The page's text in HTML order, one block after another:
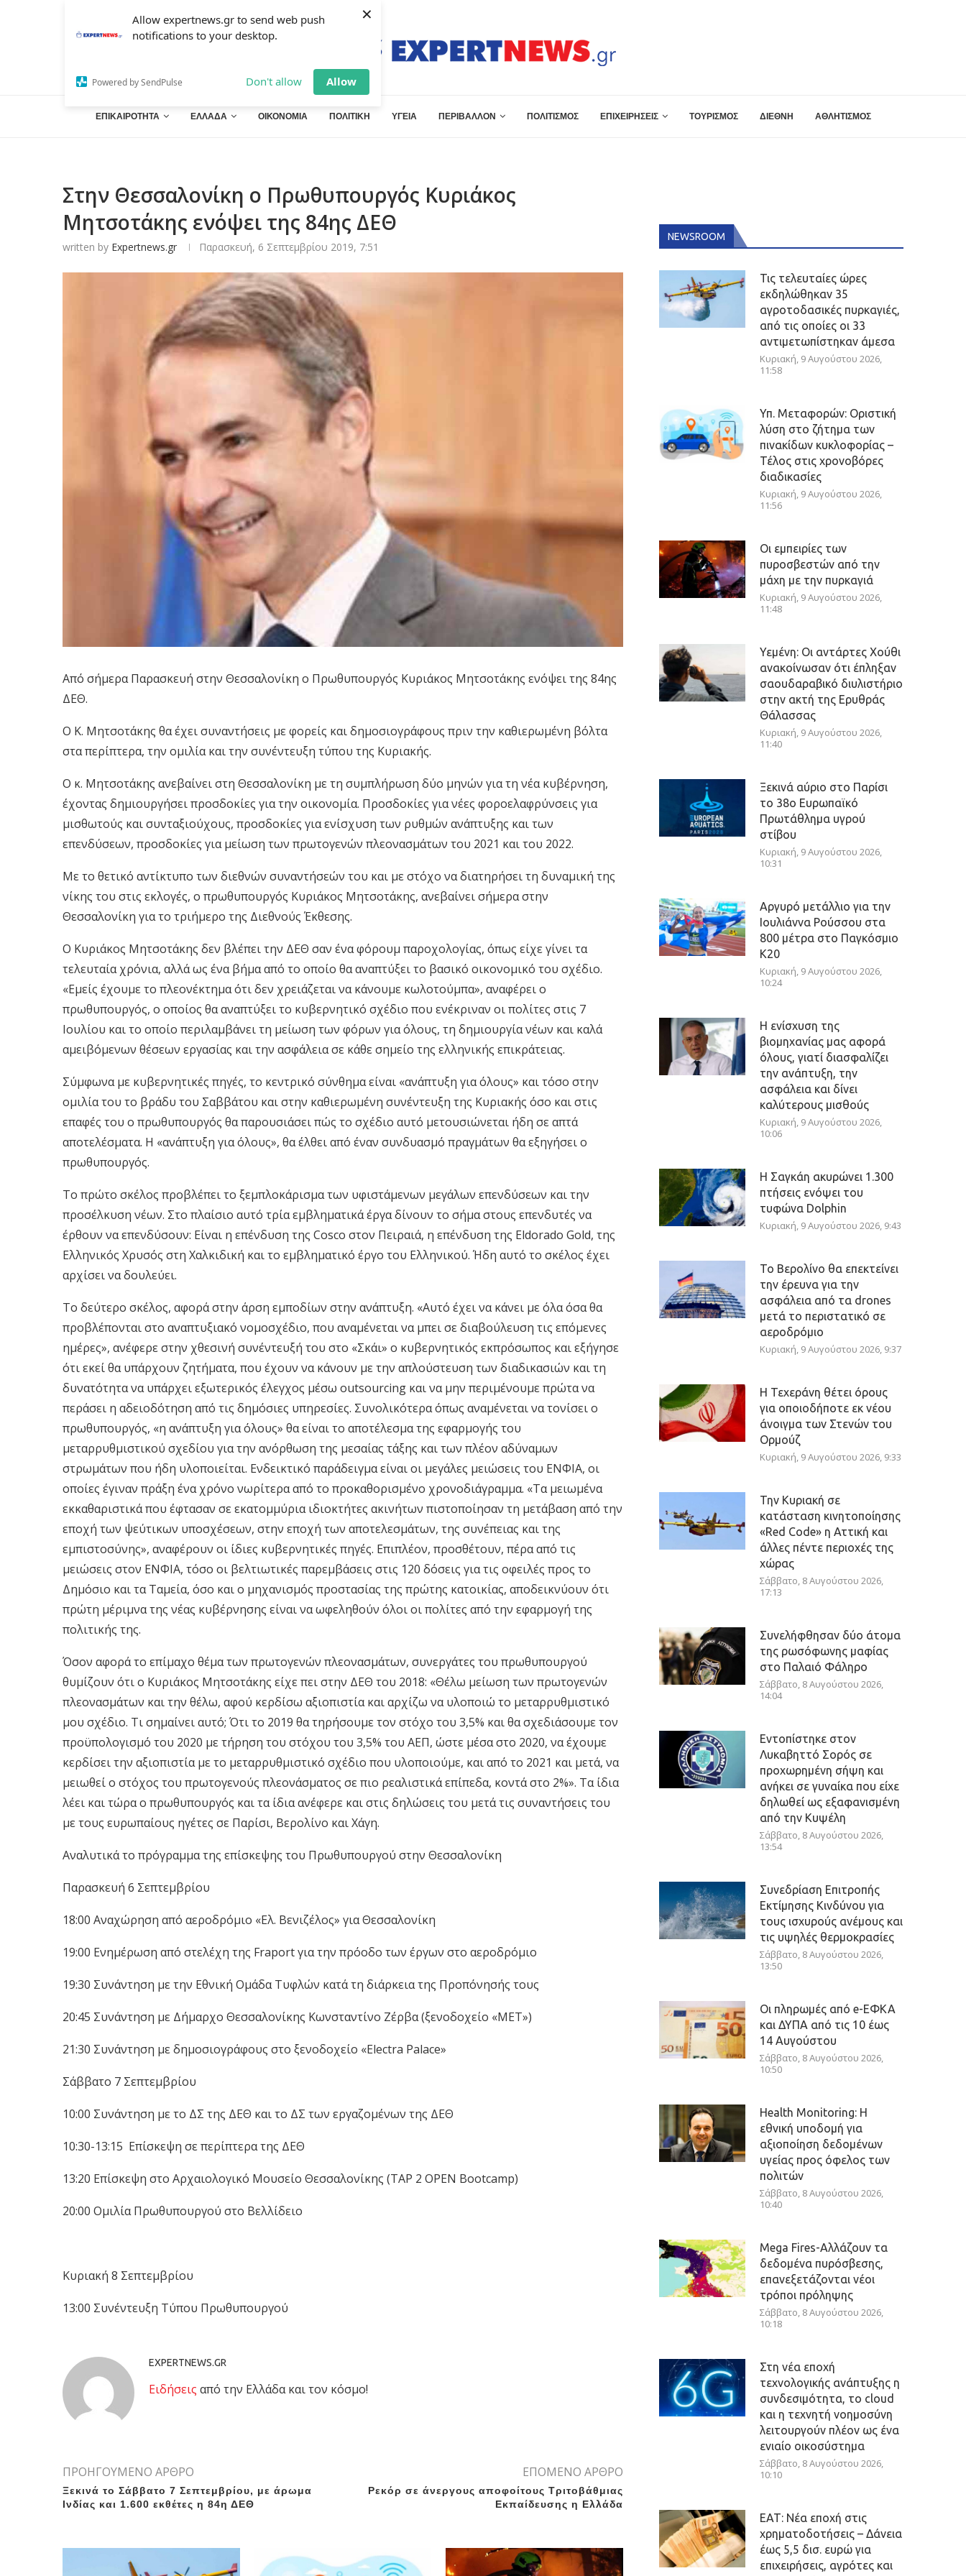
Allow expertnews.gr to send web push
notifications to your desktop.
Powered by SendPulse Don't allow Allow
×
ΕΠΙΚΑΙΡΟΤΗΤΑ ΕΛΛΑΔΑ ΟΙΚΟΝΟΜΙΑ ΠΟΛΙΤΙΚΗ ΥΓΕΙΑ ΠΕΡΙΒΑΛΛΟΝ ΠΟΛΙΤΙΣΜΟΣ ΕΠΙΧΕΙΡΗΣΕΙΣ ΤΟΥΡΙΣΜΟΣ ΔΙΕΘΝΗ ΑΘΛΗΤΙΣΜΟΣ
Στην Θεσσαλονίκη ο Πρωθυπουργός Κυριάκος
Μητσοτάκης ενόψει της 84ης ΔΕΘ
written by Expertnews.gr Παρασκευή, 6 Σεπτεμβρίου 2019, 7:51
Από σήμερα Παρασκευή στην Θεσσαλονίκη ο Πρωθυπουργός Κυριάκος Μητσοτάκης ενόψει της 84ης
ΔΕΘ.
Ο Κ. Μητσοτάκης θα έχει συναντήσεις με φορείς και δημοσιογράφους πριν την καθιερωμένη βόλτα
στα περίπτερα, την ομιλία και την συνέντευξη τύπου της Κυριακής.
Ο κ. Μητσοτάκης ανεβαίνει στη Θεσσαλονίκη με τη συμπλήρωση δύο μηνών για τη νέα κυβέρνηση,
έχοντας δημιουργήσει προσδοκίες για την οικονομία. Προσδοκίες για νέες φοροελαφρύνσεις για
μισθωτούς και συνταξιούχους, προσδοκίες για ενίσχυση των ρυθμών ανάπτυξης και των
επενδύσεων, προσδοκίες για μείωση των πρωτογενών πλεονασμάτων του 2021 και του 2022.
Με το θετικό αντίκτυπο των διεθνών συναντήσεών του και με στόχο να διατηρήσει τη δυναμική της
νίκης του στις εκλογές, ο πρωθυπουργός Κυριάκος Μητσοτάκης, ανεβαίνει σήμερα στην
Θεσσαλονίκη για το τριήμερο της Διεθνούς Έκθεσης.
Ο Κυριάκος Μητσοτάκης δεν βλέπει την ΔΕΘ σαν ένα φόρουμ παροχολογίας, όπως είχε γίνει τα
τελευταία χρόνια, αλλά ως ένα βήμα από το οποίο θα αναπτύξει το βασικό οικονομικό του σχέδιο.
«Εμείς έχουμε το πλεονέκτημα ότι δεν χρειάζεται να κάνουμε κωλοτούμπα», αναφέρει ο
πρωθυπουργός, ο οποίος θα αναπτύξει το κυβερνητικό σχέδιο που ενέκριναν οι πολίτες στις 7
Ιουλίου και το οποίο περιλαμβάνει τη μείωση των φόρων για όλους, τη δημιουργία νέων και καλά
αμειβόμενων θέσεων εργασίας και την ασφάλεια σε κάθε σημείο της ελληνικής επικράτειας.
Σύμφωνα με κυβερνητικές πηγές, το κεντρικό σύνθημα είναι «ανάπτυξη για όλους» και τόσο στην
ομιλία του το βράδυ του Σαββάτου και στην καθιερωμένη συνέντευξη της Κυριακής όσο και στις
επαφές του ο πρωθυπουργός θα παρουσιάσει πώς το σχέδιο αυτό μετουσιώνεται ήδη σε απτά
αποτελέσματα. Η «ανάπτυξη για όλους», θα έλθει από έναν συνδυασμό πραγμάτων θα εξηγήσει ο
πρωθυπουργός.
Το πρώτο σκέλος προβλέπει το ξεμπλοκάρισμα των υφιστάμενων μεγάλων επενδύσεων και την
προσέλκυση νέων. Στο πλαίσιο αυτό τρία εμβληματικά έργα δίνουν το σήμα στους επενδυτές να
έρθουν να επενδύσουν: Είναι η επένδυση της Cosco στον Πειραιά, η επένδυση της Eldorado Gold, της
Ελληνικός Χρυσός στη Χαλκιδική και το εμβληματικό έργο του Ελληνικού. Ήδη αυτό το σκέλος έχει
αρχίσει να δουλεύει.
Το δεύτερο σκέλος, αφορά στην άρση εμποδίων στην ανάπτυξη. «Αυτό έχει να κάνει με όλα όσα θα
προβλέπονται στο αναπτυξιακό νομοσχέδιο, που αναμένεται να μπει σε διαβούλευση τις επόμενες
ημέρες», ανέφερε στην χθεσινή συνέντευξή του στο «Σκάι» ο κυβερνητικός εκπρόσωπος και εξήγησε
ότι εκεί θα υπάρχουν ζητήματα, που έχουν να κάνουν με την απλούστευση των διαδικασιών και τη
δυνατότητα να υπάρχει εξωτερικός έλεγχος μέσω outsourcing και να μην περιμένουμε πρώτα να
περάσει η αδειοδότηση από τις δημόσιες υπηρεσίες. Συνολικότερα όπως αναμένεται να τονίσει ο
πρωθυπουργός, «η ανάπτυξη για όλους» θα είναι το αποτέλεσμα της εφαρμογής του
μεταρρυθμιστικού σχεδίου για την ανόρθωση της μεσαίας τάξης και των πλέον αδύναμων
στρωμάτων που ήδη υλοποιείται. Ενδεικτικό παράδειγμα είναι οι μεγάλες μειώσεις του ΕΝΦΙΑ, οι
οποίες έγιναν πράξη ένα χρόνο νωρίτερα από το προκαθορισμένο χρονοδιάγραμμα. «Τα μειωμένα
εκκαθαριστικά που έφτασαν σε εκατομμύρια ιδιοκτήτες ακινήτων πιστοποίησαν τη μετάβαση από την
εποχή των ψεύτικων υποσχέσεων, στην εποχή των αποτελεσμάτων, της συνέπειας και της
εμπιστοσύνης», αναφέρουν οι ίδιες κυβερνητικές πηγές. Επιπλέον, προσθέτουν, πέρα από τις
μειώσεις στον ΕΝΦΙΑ, τόσο οι βελτιωτικές παρεμβάσεις στις 120 δόσεις για τις οφειλές προς το
Δημόσιο και τα Ταμεία, όσο και ο μηχανισμός προστασίας της πρώτης κατοικίας, αποδεικνύουν ότι
πρώτη μέριμνα της νέας κυβέρνησης είναι να ωφεληθούν όλοι οι πολίτες από την εφαρμογή της
πολιτικής της.
Όσον αφορά το επίμαχο θέμα των πρωτογενών πλεονασμάτων, συνεργάτες του πρωθυπουργού
θυμίζουν ότι ο Κυριάκος Μητσοτάκης είχε πει στην ΔΕΘ του 2018: «Θέλω μείωση των πρωτογενών
πλεονασμάτων και την θέλω, αφού κερδίσω αξιοπιστία και αρχίζω να υλοποιώ το μεταρρυθμιστικό
μου σχέδιο. Τι σημαίνει αυτό; Ότι το 2019 θα τηρήσουμε τον στόχο του 3,5% και θα σχεδιάσουμε τον
προϋπολογισμό του 2020 με τήρηση του στόχου του 3,5% του ΑΕΠ, ώστε μέσα στο 2020, να έχουμε
κερδίσει την αξιοπιστία με το μεταρρυθμιστικό σχέδιο που υλοποιούμε, και από το 2021 και μετά, να
μειωθεί ο στόχος του πρωτογενούς πλεονάσματος σε πιο ρεαλιστικά επίπεδα, κοντά στο 2%». Τα ίδια
λέει και τώρα ο πρωθυπουργός και τα ίδια ανέφερε και στις δηλώσεις του μετά τις συναντήσεις του
με τους ευρωπαίους ηγέτες σε Παρίσι, Βερολίνο και Χάγη.
Αναλυτικά το πρόγραμμα της επίσκεψης του Πρωθυπουργού στην Θεσσαλονίκη
Παρασκευή 6 Σεπτεμβρίου
18:00 Αναχώρηση από αεροδρόμιο «Ελ. Βενιζέλος» για Θεσσαλονίκη
19:00 Ενημέρωση από στελέχη της Fraport για την πρόοδο των έργων στο αεροδρόμιο
19:30 Συνάντηση με την Εθνική Ομάδα Τυφλών κατά τη διάρκεια της Προπόνησής τους
20:45 Συνάντηση με Δήμαρχο Θεσσαλονίκης Κωνσταντίνο Ζέρβα (ξενοδοχείο «ΜΕΤ»)
21:30 Συνάντηση με δημοσιογράφους στο ξενοδοχείο «Electra Palace»
Σάββατο 7 Σεπτεμβρίου
10:00 Συνάντηση με το ΔΣ της ΔΕΘ και το ΔΣ των εργαζομένων της ΔΕΘ
10:30-13:15 Επίσκεψη σε περίπτερα της ΔΕΘ
13:20 Επίσκεψη στο Αρχαιολογικό Μουσείο Θεσσαλονίκης (TAP 2 OPEN Bootcamp)
20:00 Ομιλία Πρωθυπουργού στο Βελλίδειο
Κυριακή 8 Σεπτεμβρίου
13:00 Συνέντευξη Τύπου Πρωθυπουργού
EXPERTNEWS.GR
Eιδήσεις από την Ελλάδα και τον κόσμο!
ΠΡΟΗΓΟΥΜΕΝΟ ΑΡΘΡΟ
Ξεκινά το Σάββατο 7 Σεπτεμβρίου, με άρωμα
Ινδίας και 1.600 εκθέτες η 84η ΔΕΘ
ΕΠΟΜΕΝΟ ΑΡΘΡΟ
Ρεκόρ σε άνεργους αποφοίτους Τριτοβάθμιας
Εκπαίδευσης η Ελλάδα
NEWSROOM
Τις τελευταίες ώρες
εκδηλώθηκαν 35
αγροτοδασικές πυρκαγιές,
από τις οποίες οι 33
αντιμετωπίστηκαν άμεσα
Κυριακή, 9 Αυγούστου 2026,
11:58
Υπ. Μεταφορών: Οριστική
λύση στο ζήτημα των
πινακίδων κυκλοφορίας –
Τέλος στις χρονοβόρες
διαδικασίες
Κυριακή, 9 Αυγούστου 2026,
11:56
Οι εμπειρίες των
πυροσβεστών από την
μάχη με την πυρκαγιά
Κυριακή, 9 Αυγούστου 2026,
11:48
Υεμένη: Οι αντάρτες Χούθι
ανακοίνωσαν ότι έπληξαν
σαουδαραβικό διυλιστήριο
στην ακτή της Ερυθράς
Θάλασσας
Κυριακή, 9 Αυγούστου 2026,
11:40
Ξεκινά αύριο στο Παρίσι
το 38ο Ευρωπαϊκό
Πρωτάθλημα υγρού
στίβου
Κυριακή, 9 Αυγούστου 2026,
10:31
Αργυρό μετάλλιο για την
Ιουλιάννα Ρούσσου στα
800 μέτρα στο Παγκόσμιο
Κ20
Κυριακή, 9 Αυγούστου 2026,
10:24
Η ενίσχυση της
βιομηχανίας μας αφορά
όλους, γιατί διασφαλίζει
την ανάπτυξη, την
ασφάλεια και δίνει
καλύτερους μισθούς
Κυριακή, 9 Αυγούστου 2026,
10:06
Η Σαγκάη ακυρώνει 1.300
πτήσεις ενόψει του
τυφώνα Dolphin
Κυριακή, 9 Αυγούστου 2026, 9:43
Το Βερολίνο θα επεκτείνει
την έρευνα για την
ασφάλεια από τα drones
μετά το περιστατικό σε
αεροδρόμιο
Κυριακή, 9 Αυγούστου 2026, 9:37
Η Τεχεράνη θέτει όρους
για οποιοδήποτε εκ νέου
άνοιγμα των Στενών του
Ορμούζ
Κυριακή, 9 Αυγούστου 2026, 9:33
Την Κυριακή σε
κατάσταση κινητοποίησης
«Red Code» η Αττική και
άλλες πέντε περιοχές της
χώρας
Σάββατο, 8 Αυγούστου 2026,
17:13
Συνελήφθησαν δύο άτομα
της ρωσόφωνης μαφίας
στο Παλαιό Φάληρο
Σάββατο, 8 Αυγούστου 2026,
14:04
Εντοπίστηκε στον
Λυκαβηττό Σορός σε
προχωρημένη σήψη και
ανήκει σε γυναίκα που είχε
δηλωθεί ως εξαφανισμένη
από την Κυψέλη
Σάββατο, 8 Αυγούστου 2026,
13:54
Συνεδρίαση Επιτροπής
Εκτίμησης Κινδύνου για
τους ισχυρούς ανέμους και
τις υψηλές θερμοκρασίες
Σάββατο, 8 Αυγούστου 2026,
13:50
Οι πληρωμές από e-ΕΦΚΑ
και ΔΥΠΑ από τις 10 έως
14 Αυγούστου
Σάββατο, 8 Αυγούστου 2026,
10:50
Health Monitoring: Η
εθνική υποδομή για
αξιοποίηση δεδομένων
υγείας προς όφελος των
πολιτών
Σάββατο, 8 Αυγούστου 2026,
10:40
Mega Fires-Αλλάζουν τα
δεδομένα πυρόσβεσης,
επανεξετάζονται νέοι
τρόποι πρόληψης
Σάββατο, 8 Αυγούστου 2026,
10:18
Στη νέα εποχή
τεχνολογικής ανάπτυξης η
συνδεσιμότητα, το cloud
και η τεχνητή νοημοσύνη
λειτουργούν πλέον ως ένα
ενιαίο οικοσύστημα
Σάββατο, 8 Αυγούστου 2026,
10:10
ΕΑΤ: Νέα εποχή στις
χρηματοδοτήσεις – Δάνεια
έως 5,5 δισ. ευρώ για
επιχειρήσεις, αγρότες και